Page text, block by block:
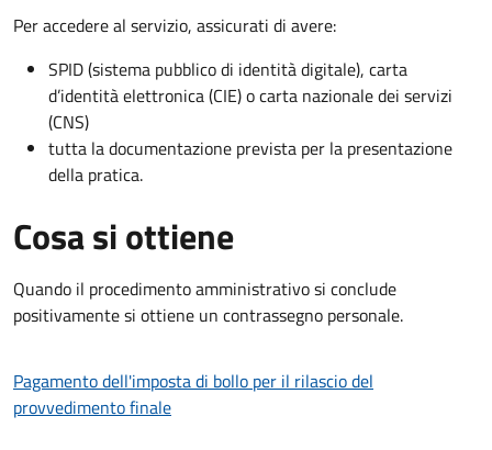
Per accedere al servizio, assicurati di avere:
SPID (sistema pubblico di identità digitale), carta
d’identità elettronica (CIE) o carta nazionale dei servizi
(CNS)
tutta la documentazione prevista per la presentazione
della pratica.
Cosa si ottiene
Quando il procedimento amministrativo si conclude
positivamente si ottiene un contrassegno personale.
Pagamento dell'imposta di bollo per il rilascio del
provvedimento finale